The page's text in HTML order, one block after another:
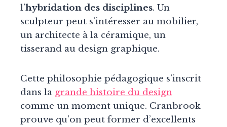
l’hybridation des disciplines. Un
sculpteur peut s’intéresser au mobilier,
un architecte à la céramique, un
tisserand au design graphique.
Cette philosophie pédagogique s’inscrit
dans la grande histoire du design
comme un moment unique. Cranbrook
prouve qu’on peut former d’excellents